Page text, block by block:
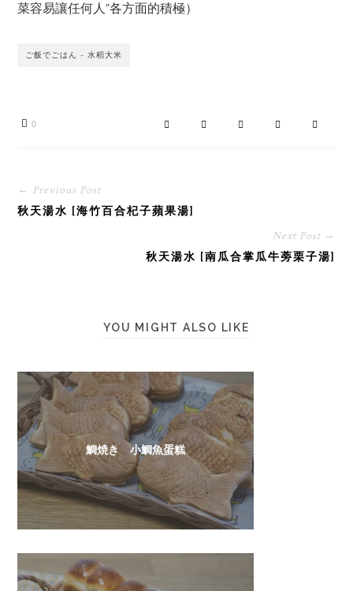
菜容易讓任何人”各方面的積極）
ご飯でごはん - 水稻大米
0
← Previous Post
秋天湯水 [海竹百合杞子蘋果湯]
Next Post →
秋天湯水 [南瓜合掌瓜牛蒡栗子湯]
YOU MIGHT ALSO LIKE
鯛焼き 小鯛魚蛋糕